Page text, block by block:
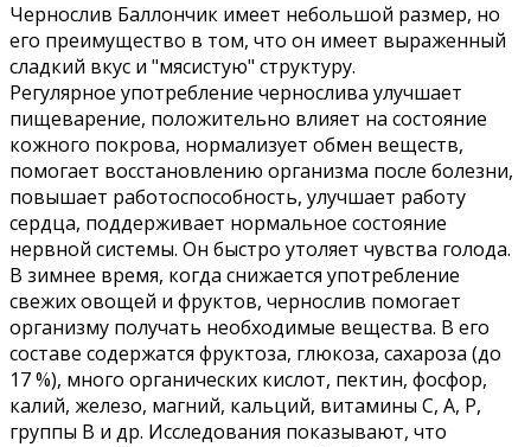
Чернослив Баллончик имеет небольшой размер, но
его преимущество в том, что он имеет выраженный
сладкий вкус и "мясистую" структуру.
Регулярное употребление чернослива улучшает
пищеварение, положительно влияет на состояние
кожного покрова, нормализует обмен веществ,
помогает восстановлению организма после болезни,
повышает работоспособность, улучшает работу
сердца, поддерживает нормальное состояние
нервной системы. Он быстро утоляет чувства голода.
В зимнее время, когда снижается употребление
свежих овощей и фруктов, чернослив помогает
организму получать необходимые вещества. В его
составе содержатся фруктоза, глюкоза, сахароза (до
17 %), много органических кислот, пектин, фосфор,
калий, железо, магний, кальций, витамины С, А, Р,
группы В и др. Исследования показывают, что